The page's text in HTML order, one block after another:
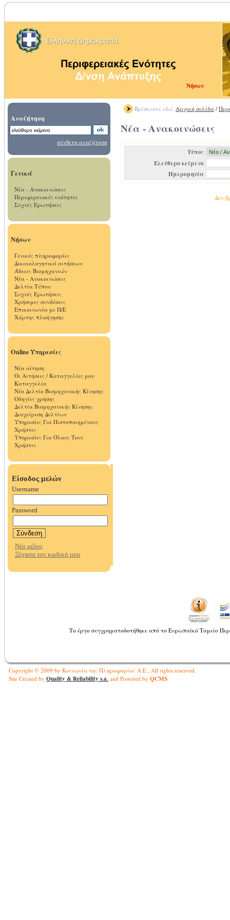
Νήσων
Αναζήτηση
σύνθετη αναζήτηση
Γενικά
Νέα - Ανακοινώσεις
Περιφερειακές ενότητες
Συχνές Ερωτήσεις
Νήσων
Γενικές πληροφορίες
Δικαιολογητικά αιτήσεων
Άδειες Βιομηχανιών
Νέα - Ανακοινώσεις
Δελτία Τύπου
Συχνές Ερωτήσεις
Χρήσιμες συνδέσεις
Επικοινωνία με Π/Ε
Χάρτης πλοήγησης
Online Υπηρεσίες
Νέα αίτηση
Οι Αιτήσεις / Καταγγελίες μου
Καταγγελία
Νέο Δελτίο Βιομηχανικής Κίνησης
Οδηγίες χρήσης
Δελτία Βιομηχανικής Κίνησης
Διαχείριση Δελτίων
Υπηρεσίες Για Πιστοποιημένους
Χρήστες
Υπηρεσίες Για Όλους Τους
Χρήστες
Βρίσκεστε εδώ: Αρχική σελίδα /
Νέα - Ανακοινώσεις
Τύπος
Ελεύθερο κείμενο
Ημερομηνία
Δεν
Το έργο συγχρηματοδοτήθηκε από το Ευρωπαϊκό Ταμείο
Copyright © 2009 by Κοινωνία της Πληροφορίας Α.Ε., All rights reserved.
Site Created by Quality & Reliability s.a. and Powered by QCMS